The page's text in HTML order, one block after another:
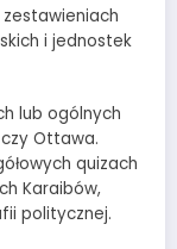
i jednostek
lub ogólnych
Ottawa.
quizach
Karaibów,
politycznej.